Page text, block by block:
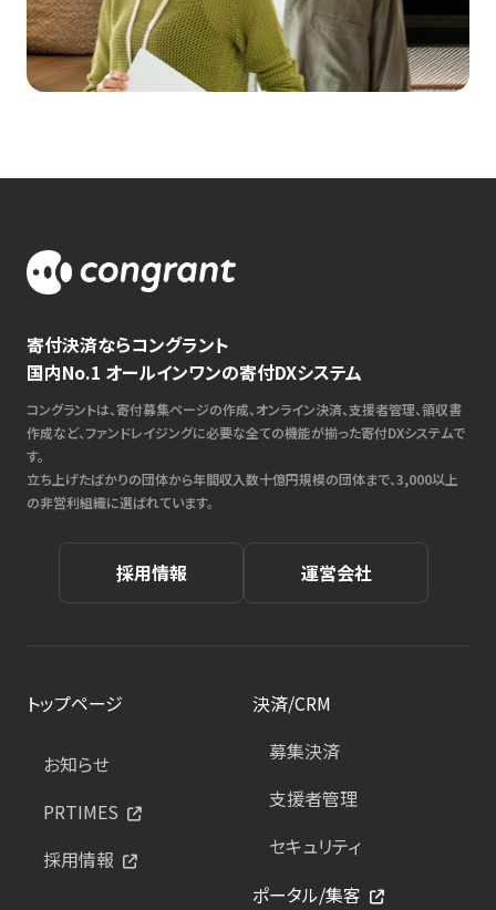
寄付決済ならコングラント
国内No.1 オールインワンの寄付DXシステム
コングラントは、寄付募集ページの作成、オンライン決済、支援者管理、領収書
作成など、ファンドレイジングに必要な全ての機能が揃った寄付DXシステムで
す。
立ち上げたばかりの団体から年間収入数十億円規模の団体まで、3,000以上
の非営利組織に選ばれています。
採用情報 運営会社
トップページ
お知らせ
PRTIMES
採用情報
決済/CRM
募集決済
支援者管理
セキュリティ
ポータル/集客